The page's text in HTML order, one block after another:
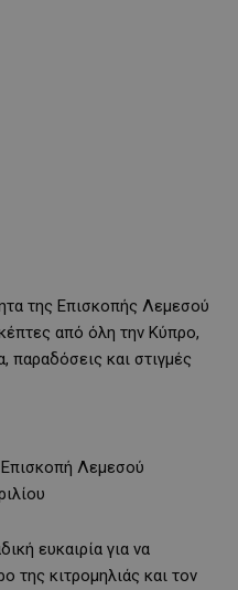
της Επισκοπής Λεμεσού
από όλη την Κύπρο,
παραδόσεις και στιγμές
Επισκοπή Λεμεσού
ευκαιρία για να
της κιτρομηλιάς και τον